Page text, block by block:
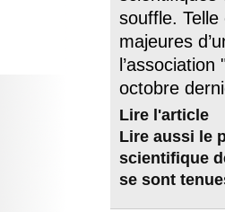
souffle. Telle
majeures
l’association
octobre
Lire l'article
Lire aussi le
scientifique
se sont